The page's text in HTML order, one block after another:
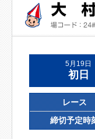
5月19日
初日
レース
締切予定時